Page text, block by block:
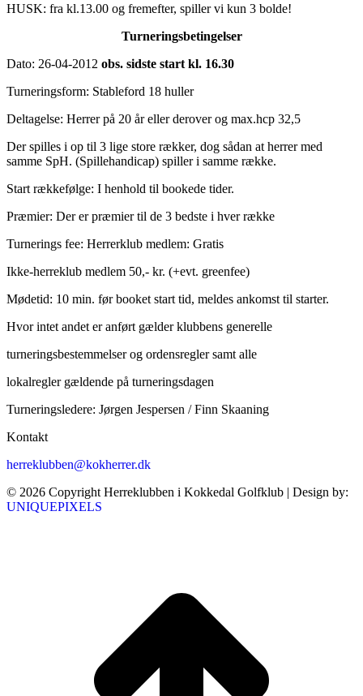
HUSK: fra kl.13.00 og fremefter, spiller vi kun 3 bolde!
Turneringsbetingelser
Dato: 26-04-2012 obs. sidste start kl. 16.30
Turneringsform: Stableford 18 huller
Deltagelse: Herrer på 20 år eller derover og max.hcp 32,5
Der spilles i op til 3 lige store rækker, dog sådan at herrer med
samme SpH. (Spillehandicap) spiller i samme række.
Start rækkefølge: I henhold til bookede tider.
Præmier: Der er præmier til de 3 bedste i hver række
Turnerings fee: Herrerklub medlem: Gratis
Ikke-herreklub medlem 50,- kr. (+evt. greenfee)
Mødetid: 10 min. før booket start tid, meldes ankomst til starter.
Hvor intet andet er anført gælder klubbens generelle
turneringsbestemmelser og ordensregler samt alle
lokalregler gældende på turneringsdagen
Turneringsledere: Jørgen Jespersen / Finn Skaaning
Kontakt
herreklubben@kokherrer.dk
© 2026 Copyright Herreklubben i Kokkedal Golfklub | Design by:
UNIQUEPIXELS